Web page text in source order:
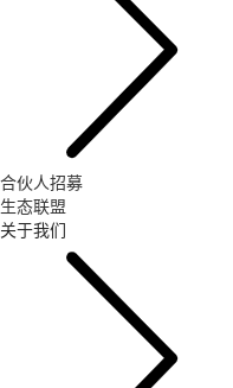
合伙人招募
生态联盟
关于我们